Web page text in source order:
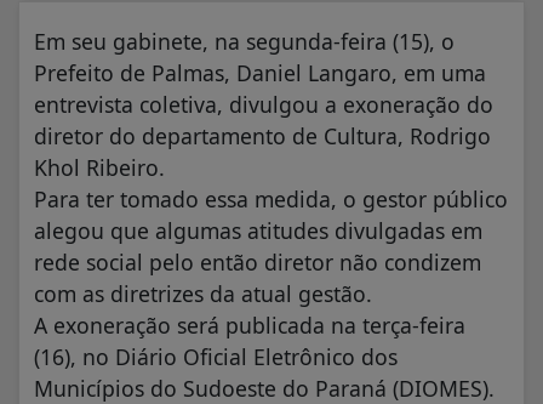
Em seu gabinete, na segunda-feira (15), o
Prefeito de Palmas, Daniel Langaro, em uma
entrevista coletiva, divulgou a exoneração do
diretor do departamento de Cultura, Rodrigo
Khol Ribeiro.
Para ter tomado essa medida, o gestor público
alegou que algumas atitudes divulgadas em
rede social pelo então diretor não condizem
com as diretrizes da atual gestão.
A exoneração será publicada na terça-feira
(16), no Diário Oficial Eletrônico dos
Municípios do Sudoeste do Paraná (DIOMES).